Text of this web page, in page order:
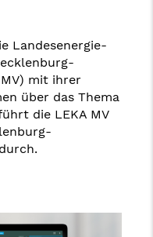
Landesenergie-
mit ihrer
über das Thema
die LEKA MV